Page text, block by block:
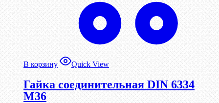
В корзину Quick View
Гайка соединительная DIN 6334
М36